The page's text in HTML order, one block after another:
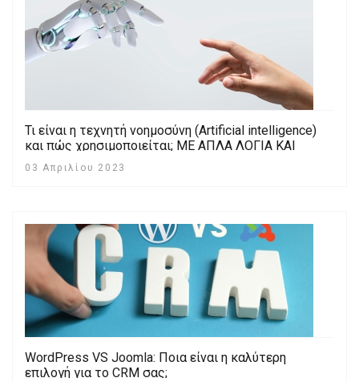
Τι είναι η τεχνητή νοημοσύνη (Artificial intelligence)
και πώς χρησιμοποιείται; ΜΕ ΑΠΛΑ ΛΟΓΙΑ ΚΑΙ
ΓΡΗΓΟΡΑ
03 Απριλίου 2023
WordPress VS Joomla: Ποια είναι η καλύτερη
επιλογή για το CRM σας;